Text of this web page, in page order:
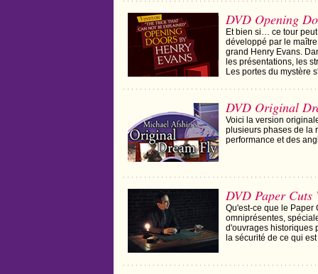
DVD Opening
Et bien si… ce tour
développé par le
grand Henry Evans.
les présentations, les
Les portes du mystère
DVD Original
Voici la version
plusieurs phases de la
performance et des
DVD Paper Cuts
Qu'est-ce que le Paper
omniprésentes,
d'ouvrages historiques
la sécurité de ce qui